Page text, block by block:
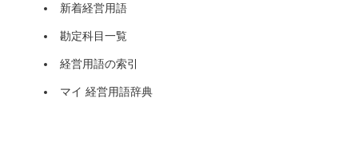
新着経営用語
勘定科目一覧
経営用語の索引
マイ 経営用語辞典